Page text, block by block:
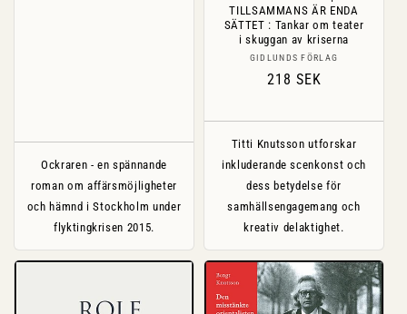
Ockraren - en spännande
roman om affärsmöjligheter
och hämnd i Stockholm under
flyktingkrisen 2015.
TILLSAMMANS ÄR ENDA
SÄTTET : Tankar om teater
i skuggan av kriserna
Säljare:
GIDLUNDS FÖRLAG
Ordinarie
218 SEK
Titti Knutsson utforskar
inkluderande scenkonst och
dess betydelse för
samhällsengagemang och
kreativ delaktighet.